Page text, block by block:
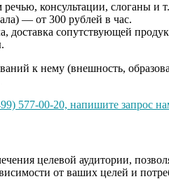
консультации, слоганы и
— от 300 рублей в час.
доставка сопутствующей
к нему (внешность,
577-00-20, напишите запрос
целевой аудитории,
от ваших целей и